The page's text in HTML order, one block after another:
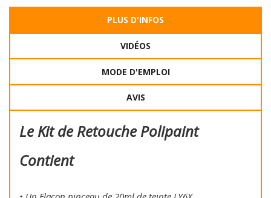
PLUS D'INFOS
VIDÉOS
MODE D'EMPLOI
AVIS
Le Kit de Retouche Polipaint
Contient